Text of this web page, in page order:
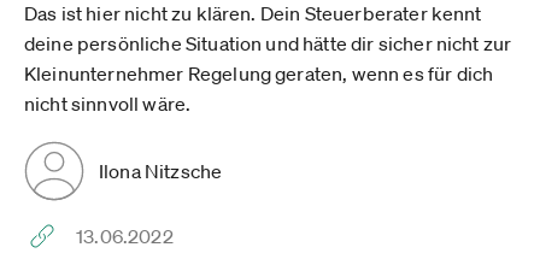
Das ist hier nicht zu klären. Dein Steuerberater kennt
deine persönliche Situation und hätte dir sicher nicht zur
Kleinunternehmer Regelung geraten, wenn es für dich
nicht sinnvoll wäre.
Ilona Nitzsche
13.06.2022